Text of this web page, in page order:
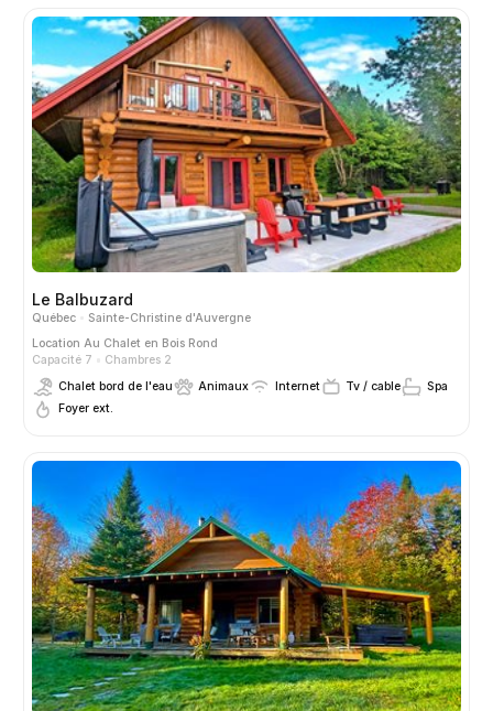
Le Balbuzard
Québec
Sainte-Christine d'Auvergne
Location Au Chalet en Bois Rond
Capacité 7
Chambres 2
Chalet bord de l'eau
Animaux Internet Tv / cable
Spa
Foyer ext.